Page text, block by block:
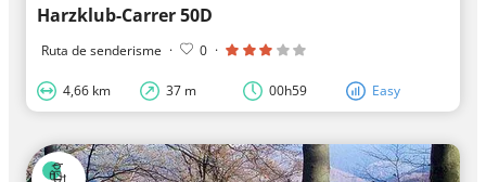
Harzklub-Carrer 50D
Ruta de senderisme · 0 ·
4,66 km 37 m 00h59 Easy